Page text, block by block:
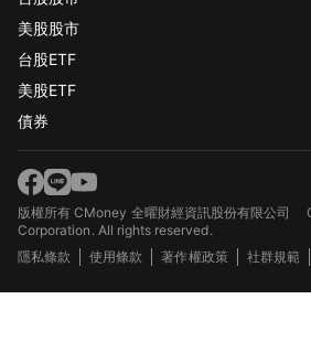
美股股市
台股ETF
美股ETF
債券
版權所有 CMoney 全曜財經資訊股份有限公司
Corporation. All rights reserved.
隱私條款
使用條款 著作權政策 社群規範